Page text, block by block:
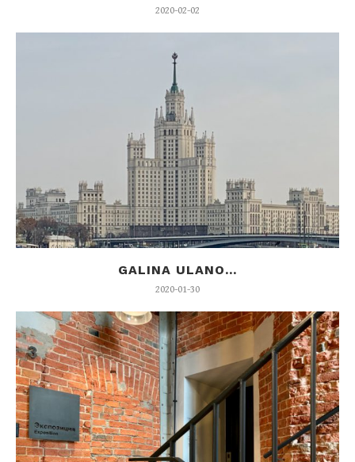
2020-02-02
GALINA ULANO...
2020-01-30